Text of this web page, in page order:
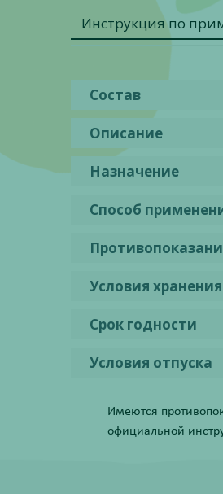
Инструкция по
Состав
Описание
Назначение
Способ
Условия хранения
Срок годности
Условия отпуска
Имеются
официальной